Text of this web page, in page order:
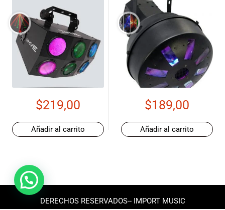
$219,00
Añadir al carrito
$189,00
Añadir al carrito
DERECHOS RESERVADOS-- IMPORT MUSIC